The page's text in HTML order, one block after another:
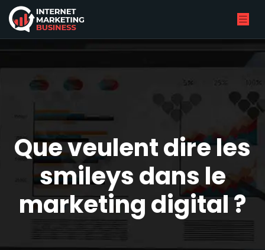
Que veulent dire les
smileys dans le
marketing digital ?